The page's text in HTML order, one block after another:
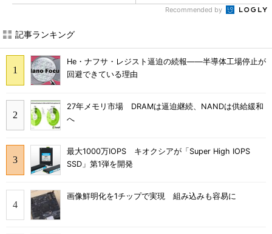
Recommended by
記事ランキング
He・ナフサ・レジスト逼迫の続報――半導体工場停止が
回避できている理由
27年メモリ市場 DRAMは逼迫継続、NANDは供給緩和
へ
最大1000万IOPS キオクシアが「Super High IOPS
SSD」第1弾を開発
画像鮮明化を1チップで実現 組み込みも容易に